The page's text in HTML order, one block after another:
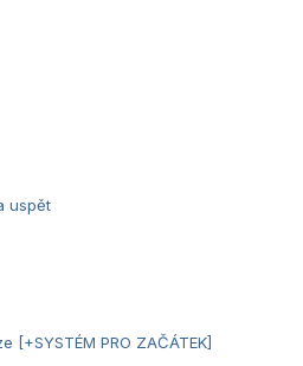
uspět
PRO ZAČÁTEK]